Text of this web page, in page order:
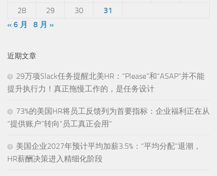
28
29 30
31
« 6 月
8 月 »
近期文章
29万项Slack任务提醒北美HR：“Please”和“ASAP”并不能
提升执行力！真正拖慢工作的，是任务设计
73%的美国HR将员工反馈列为首要指标：企业福利正在从
“提供账户”转向“员工真正会用”
美国企业2027年预计平均加薪3.5%：“平均分配”退潮，
HR薪酬决策进入精细化阶段